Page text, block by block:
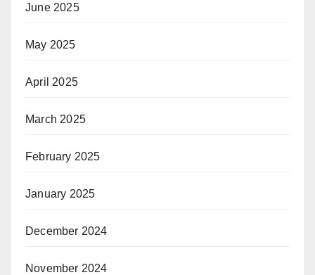
June 2025
May 2025
April 2025
March 2025
February 2025
January 2025
December 2024
November 2024